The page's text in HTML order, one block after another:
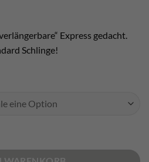
Express gedacht.
Schlinge!